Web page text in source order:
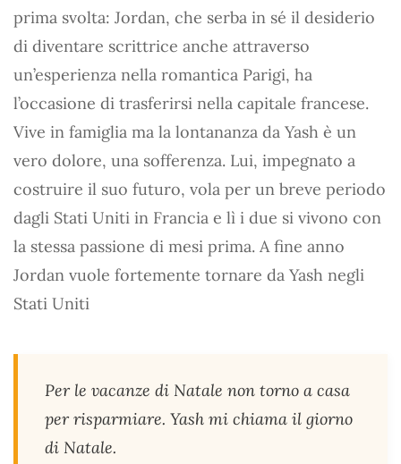
prima svolta: Jordan, che serba in sé il desiderio
di diventare scrittrice anche attraverso
un’esperienza nella romantica Parigi, ha
l’occasione di trasferirsi nella capitale francese.
Vive in famiglia ma la lontananza da Yash è un
vero dolore, una sofferenza. Lui, impegnato a
costruire il suo futuro, vola per un breve periodo
dagli Stati Uniti in Francia e lì i due si vivono con
la stessa passione di mesi prima. A fine anno
Jordan vuole fortemente tornare da Yash negli
Stati Uniti
Per le vacanze di Natale non torno a casa
per risparmiare. Yash mi chiama il giorno
di Natale.